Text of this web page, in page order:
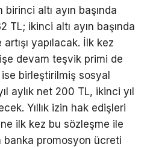
altı ayın başında
ikinci altı ayın başında
yapılacak. İlk kez
devam teşvik primi de
birleştirilmiş sosyal
aylık net 200 TL, ikinci yıl
Yıllık izin hak edişleri
ilk kez bu sözleşme ile
banka promosyon ücreti